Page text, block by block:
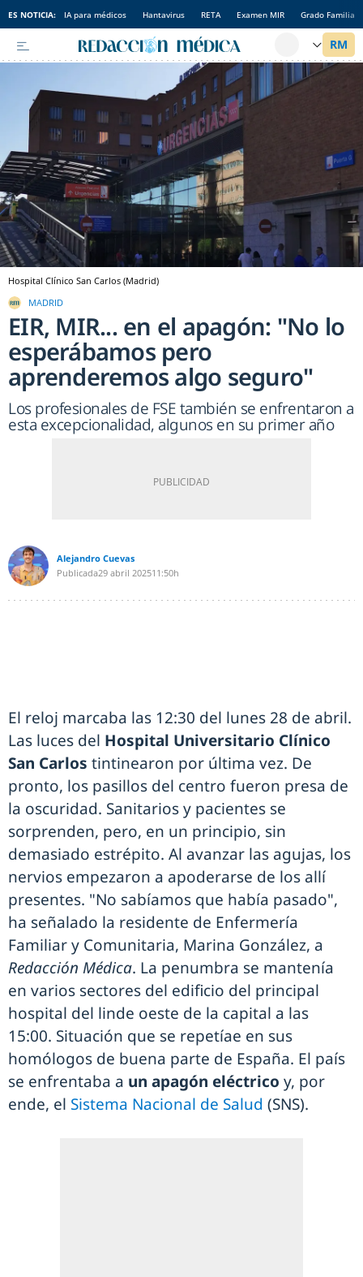
ES NOTICIA: IA para médicos Hantavirus RETA Examen MIR Grado Familia
Hospital Clínico San Carlos (Madrid)
MADRID
EIR, MIR... en el apagón: "No lo
esperábamos pero
aprenderemos algo seguro"
Los profesionales de FSE también se enfrentaron a
esta excepcionalidad, algunos en su primer año
Alejandro Cuevas
Publicada29 abril 202511:50h
El reloj marcaba las 12:30 del lunes 28 de abril.
Las luces del Hospital Universitario Clínico
San Carlos tintinearon por última vez. De
pronto, los pasillos del centro fueron presa de
la oscuridad. Sanitarios y pacientes se
sorprenden, pero, en un principio, sin
demasiado estrépito. Al avanzar las agujas, los
nervios empezaron a apoderarse de los allí
presentes. "No sabíamos que había pasado",
ha señalado la residente de Enfermería
Familiar y Comunitaria, Marina González, a
Redacción Médica. La penumbra se mantenía
en varios sectores del edificio del principal
hospital del linde oeste de la capital a las
15:00. Situación que se repetíae en sus
homólogos de buena parte de España. El país
se enfrentaba a un apagón eléctrico y, por
ende, el Sistema Nacional de Salud (SNS).